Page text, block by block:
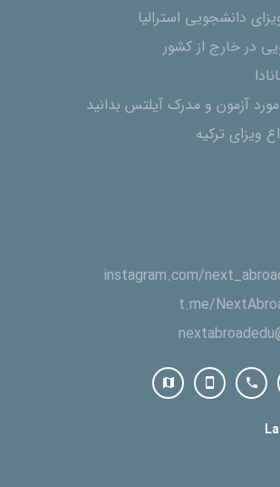
دانشجویی استرالیا
در خارج از کشور
آزمون و مدرک آیلتس بدانید
ویزای ترکیه
instagram.com/
t.me/